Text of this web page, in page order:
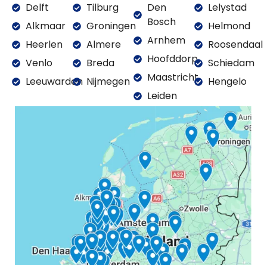
Delft
Alkmaar
Heerlen
Venlo
Leeuwarden
Tilburg
Groningen
Almere
Breda
Nijmegen
Den
Bosch
Arnhem
Hoofddorp
Maastricht
Leiden
Lelystad
Helmond
Roosendaal
Schiedam
Hengelo